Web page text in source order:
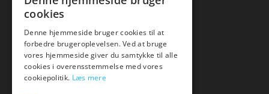
hvidevaremagasinet
Tlf: 7876 8672
cookies
Denne hjemmeside bruger cookies til at
forbedre brugeroplevelsen. Ved at bruge
vores hjemmeside giver du samtykke til alle
cookies i overensstemmelse med vores
cookiepolitik. Læs mere